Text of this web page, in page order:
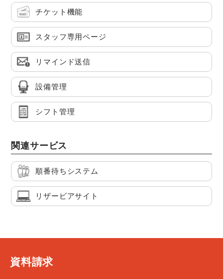
チケット機能
スタッフ専用ページ
リマインド送信
設備管理
シフト管理
関連サービス
順番待ちシステム
リザービアサイト
資料請求